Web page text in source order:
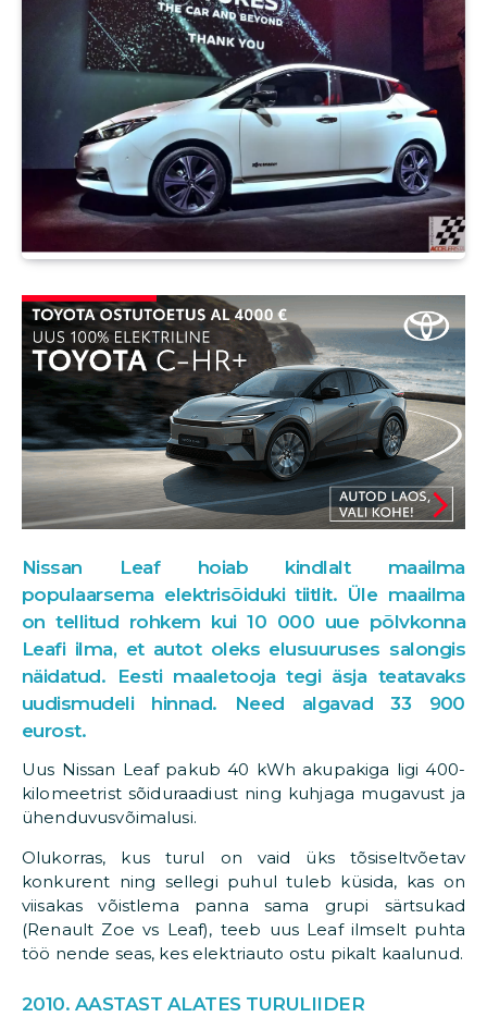
Nissan Leaf hoiab kindlalt maailma
populaarsema elektrisõiduki tiitlit. Üle maailma
on tellitud rohkem kui 10 000 uue põlvkonna
Leafi ilma, et autot oleks elusuuruses salongis
näidatud. Eesti maaletooja tegi äsja teatavaks
uudismudeli hinnad. Need algavad 33 900
eurost.
Uus Nissan Leaf pakub 40 kWh akupakiga ligi 400-
kilomeetrist sõiduraadiust ning kuhjaga mugavust ja
ühenduvusvõimalusi.
Olukorras, kus turul on vaid üks tõsiseltvõetav
konkurent ning sellegi puhul tuleb küsida, kas on
viisakas võistlema panna sama grupi särtsukad
(Renault Zoe vs Leaf), teeb uus Leaf ilmselt puhta
töö nende seas, kes elektriauto ostu pikalt kaalunud.
2010. AASTAST ALATES TURULIIDER